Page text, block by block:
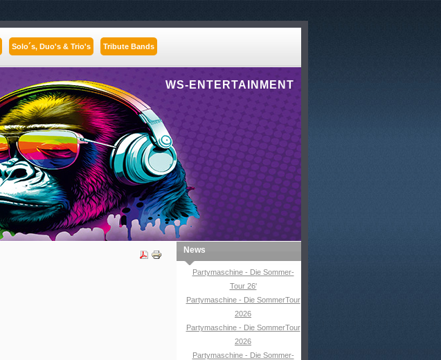
Solo´s, Duo's & Trio's Tribute Bands
WS-ENTERTAINMENT
News
Partymaschine - Die Sommer-
Tour 26'
Partymaschine - Die SommerTour
2026
Partymaschine - Die SommerTour
2026
Partymaschine - Die Sommer-